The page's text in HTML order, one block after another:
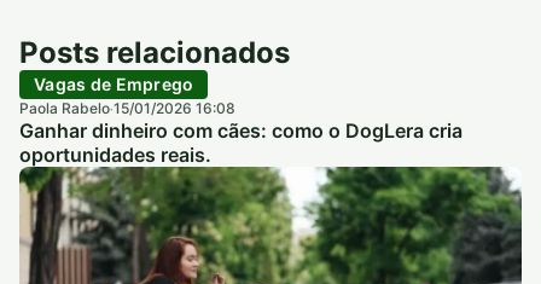
Posts relacionados
Vagas de Emprego
Paola Rabelo·15/01/2026 16:08
Ganhar dinheiro com cães: como o DogLera cria
oportunidades reais.